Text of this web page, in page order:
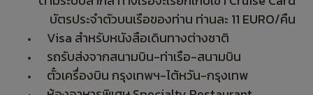
บัตรประจำตัวบนเรือของท่าน ท่านละ 11 EURO/คืน
Visa สำหรับหนังสือเดินทางต่างชาติ
รถรับส่งจากสนามบิน-ท่าเรือ-สนามบิน
ตั๋วเครื่องบิน กรุงเทพฯ-ไต้หวัน-กรุงเทพ